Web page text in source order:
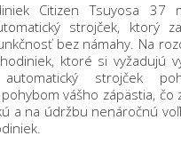
Citizen Tsuyosa 37
strojček, ktorý
bez námahy. Na
ktoré si vyžadujú
strojček
vášho zápästia, čo
a na údržbu nenáročnú